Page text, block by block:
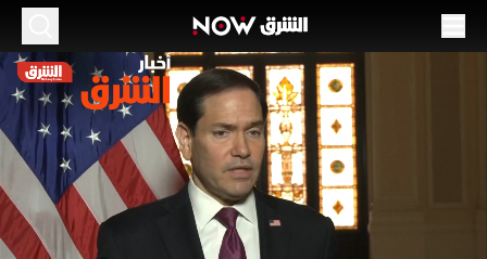
واشنطن تترقب الرد الإيراني.. و"نتائج مؤلمة"
للعمال البريطاني
45:25 أخبار